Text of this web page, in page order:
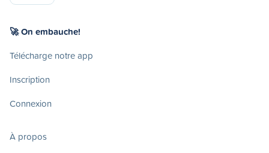
🚀 On embauche!
Télécharge notre app
Inscription
Connexion
À propos